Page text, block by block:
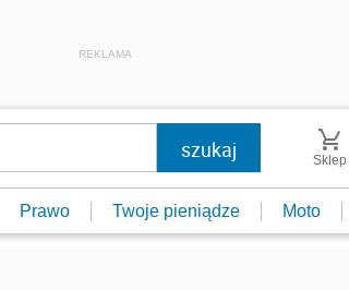
REKLAMA
Sklep
Prawo Twoje pieniądze Moto